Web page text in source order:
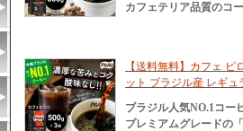
カフェテリア品質のコ
【送料無料】カフェ ピ
ット ブラジル産 レギュ
ブラジル人気NO.1コー
プレミアムグレードの